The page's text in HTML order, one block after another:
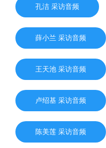
孔洁 采访音频
薛小兰 采访音频
王天池 采访音频
卢绍基 采访音频
陈美莲 采访音频